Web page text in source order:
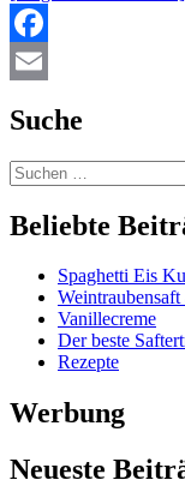
Facebook
Suche
Beliebte
Spaghetti Eis
Vanillecreme
Der beste
Rezepte
Werbung
Neueste